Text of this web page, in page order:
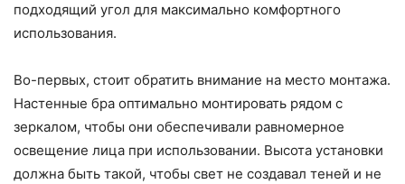
подходящий угол для максимально комфортного
использования.
Во-первых, стоит обратить внимание на место монтажа.
Настенные бра оптимально монтировать рядом с
зеркалом, чтобы они обеспечивали равномерное
освещение лица при использовании. Высота установки
должна быть такой, чтобы свет не создавал теней и не